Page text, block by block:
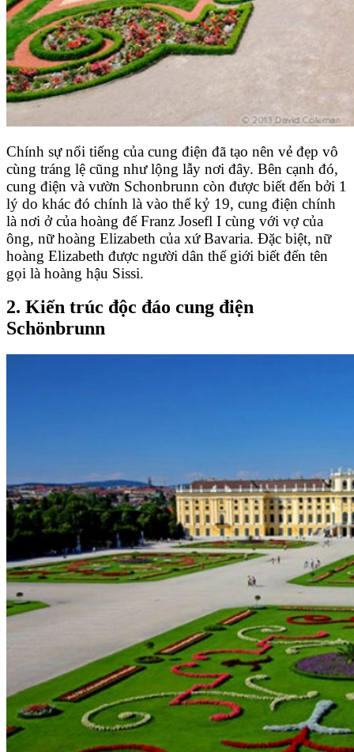
Chính sự nổi tiếng của cung điện đã tạo nên vẻ đẹp vô
cùng tráng lệ cũng như lộng lẫy nơi đây. Bên cạnh đó,
cung điện và vườn Schonbrunn còn được biết đến bởi 1
lý do khác đó chính là vào thế kỷ 19, cung điện chính
là nơi ở của hoàng đế Franz Josefl I cùng với vợ của
ông, nữ hoàng Elizabeth của xứ Bavaria. Đặc biệt, nữ
hoàng Elizabeth được người dân thế giới biết đến tên
gọi là hoàng hậu Sissi.
2. Kiến trúc độc đáo cung điện
Schönbrunn